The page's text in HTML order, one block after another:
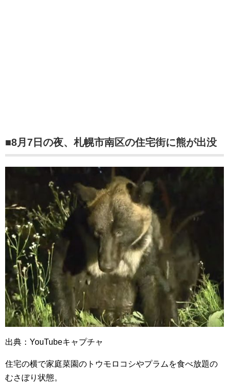
■8月7日の夜、札幌市南区の住宅街に熊が出没
出典：YouTubeキャプチャ
住宅の横で家庭菜園のトウモロコシやプラムを食べ放題の
むさぼり状態。